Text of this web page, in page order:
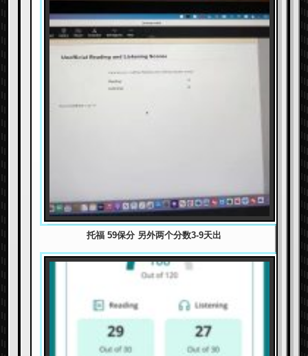
托福 59保分 另外两个分数3-9天出